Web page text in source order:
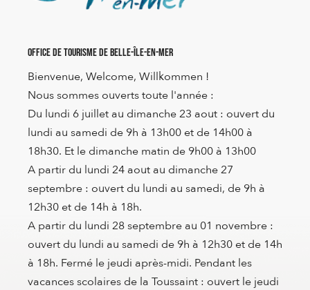
Office de Tourisme de Belle-Île-en-Mer
Bienvenue, Welcome, Willkommen !
Nous sommes ouverts toute l'année :
Du lundi 6 juillet au dimanche 23 aout : ouvert du
lundi au samedi de 9h à 13h00 et de 14h00 à
18h30. Et le dimanche matin de 9h00 à 13h00
A partir du lundi 24 aout au dimanche 27
septembre : ouvert du lundi au samedi, de 9h à
12h30 et de 14h à 18h.
A partir du lundi 28 septembre au 01 novembre :
ouvert du lundi au samedi de 9h à 12h30 et de 14h
à 18h. Fermé le jeudi après-midi. Pendant les
vacances scolaires de la Toussaint : ouvert le jeudi